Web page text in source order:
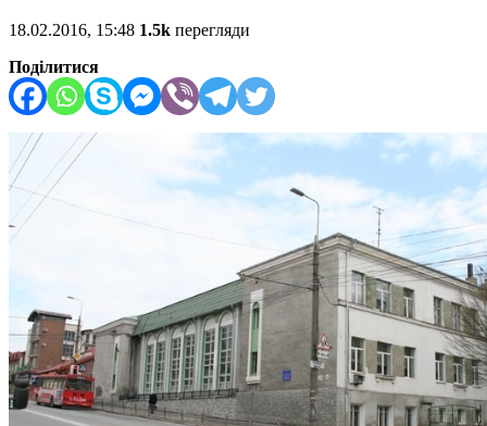
18.02.2016, 15:48 1.5k перегляди
Поділитися